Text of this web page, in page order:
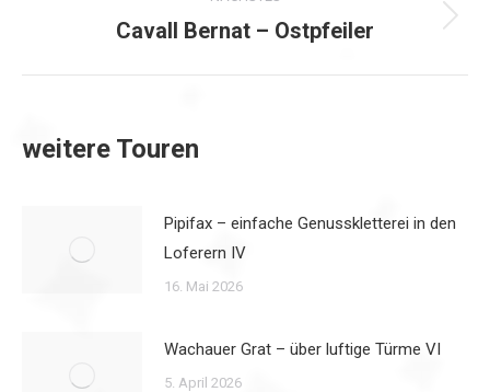
Nächster
Cavall Bernat – Ostpfeiler
weitere Touren
Pipifax – einfache Genusskletterei in den
Loferern IV
16. Mai 2026
Wachauer Grat – über luftige Türme VI
5. April 2026